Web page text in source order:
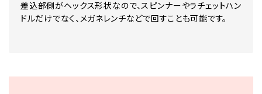
差込部側がヘックス形状なので、スピンナーやラチェットハン
ドルだけでなく、メガネレンチなどで回すことも可能です。